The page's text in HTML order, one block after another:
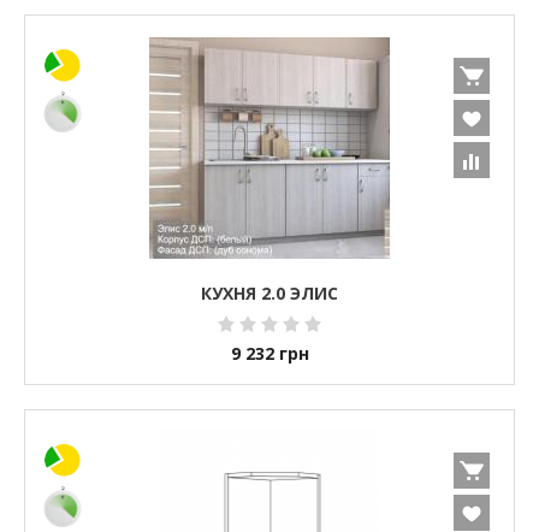
КУХНЯ 2.0 ЭЛИС
9 232 грн